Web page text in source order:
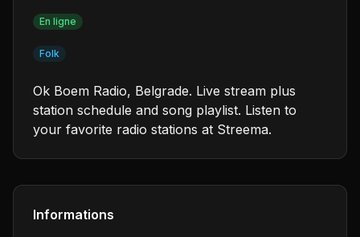
En ligne
Folk
Ok Boem Radio, Belgrade. Live stream plus
station schedule and song playlist. Listen to
your favorite radio stations at Streema.
Informations